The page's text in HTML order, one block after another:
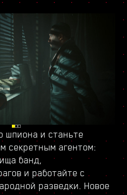
шпиона и станьте
секретным агентом:
банд,
и работайте с
разведки. Новое
опасностей Пёсий
часть Найт-Сити,
во главе с бывшим
зданий
навыкови найдите
играть в своём стиле.
помогут вам
мошенников,
и безжалостных